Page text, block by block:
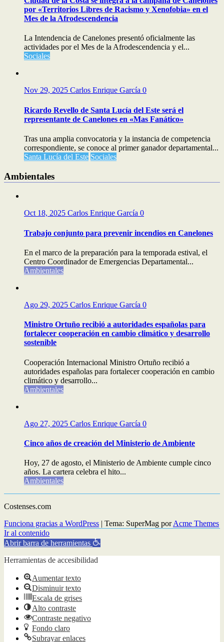
por «Territorios Libres de Racismo y Xenofobia» en el
Mes de la Afrodescendencia
La Intendencia de Canelones presentó oficialmente las
actividades por el Mes de la Afrodescendencia y el...
Sociales
Nov 29, 2025 Carlos Enrique García 0
Ricardo Revello de Santa Lucía del Este será el
representante de Canelones en «Mas Fanático»
Tras una amplia convocatoria y la instancia de competencia
correspondiente, se conoce al primer ganador departamental...
Santa Lucía del Este Sociales
Ambientales
Oct 18, 2025 Carlos Enrique García 0
Trabajo conjunto para prevenir incendios en Canelones
En el marco de la preparación para la temporada estival, el
Centro Coordinador de Emergencias Departamental...
Ambientales
Ago 29, 2025 Carlos Enrique García 0
Ministro Ortuño recibió a autoridades españolas para
fortalecer cooperación en cambio climático y desarrollo
sostenible
Cooperación Internacional Ministro Ortuño recibió a
autoridades españolas para fortalecer cooperación en cambio
climático y desarrollo...
Ambientales
Ago 27, 2025 Carlos Enrique García 0
Cinco años de creación del Ministerio de Ambiente
Hoy, 27 de agosto, el Ministerio de Ambiente cumple cinco
años. La cartera celebra el hito...
Ambientales
Costenses.com
Funciona gracias a WordPress | Tema: SuperMag porAcme Themes
Ir al contenido
Abrir barra de herramientas
Herramientas de accesibilidad
Aumentar texto
Disminuir texto
Escala de grises
Alto contraste
Contraste negativo
Fondo claro
Subrayar enlaces